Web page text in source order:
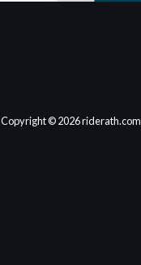
Copyright © 2026 riderath.com